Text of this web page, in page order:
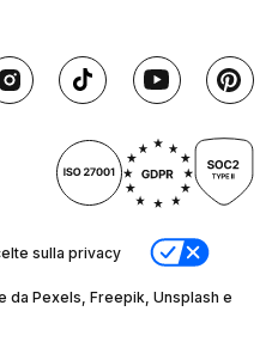
sulla privacy
Pexels, Freepik, Unsplash e